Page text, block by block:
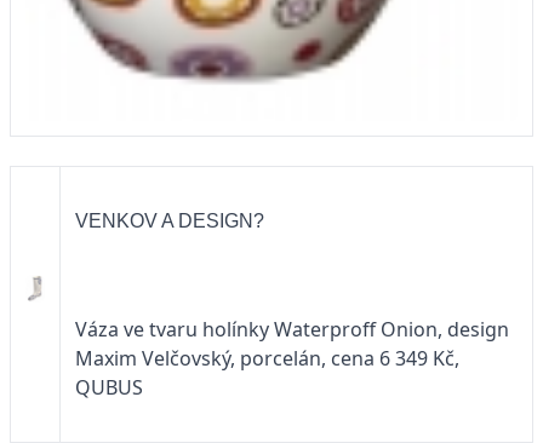
VENKOV A DESIGN?
Váza ve tvaru holínky Waterproff Onion, design
Maxim Velčovský, porcelán, cena 6 349 Kč,
QUBUS